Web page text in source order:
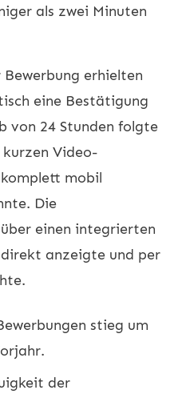
als zwei Minuten
erhielten
eine Bestätigung
von 24 Stunden folgte
kurzen Video-
mobil
Die
einen integrierten
anzeigte und per
stieg um
der